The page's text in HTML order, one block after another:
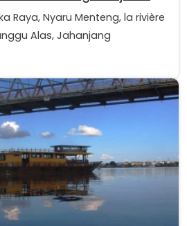
Raya, Nyaru Menteng, la rivière
Alas, Jahanjang